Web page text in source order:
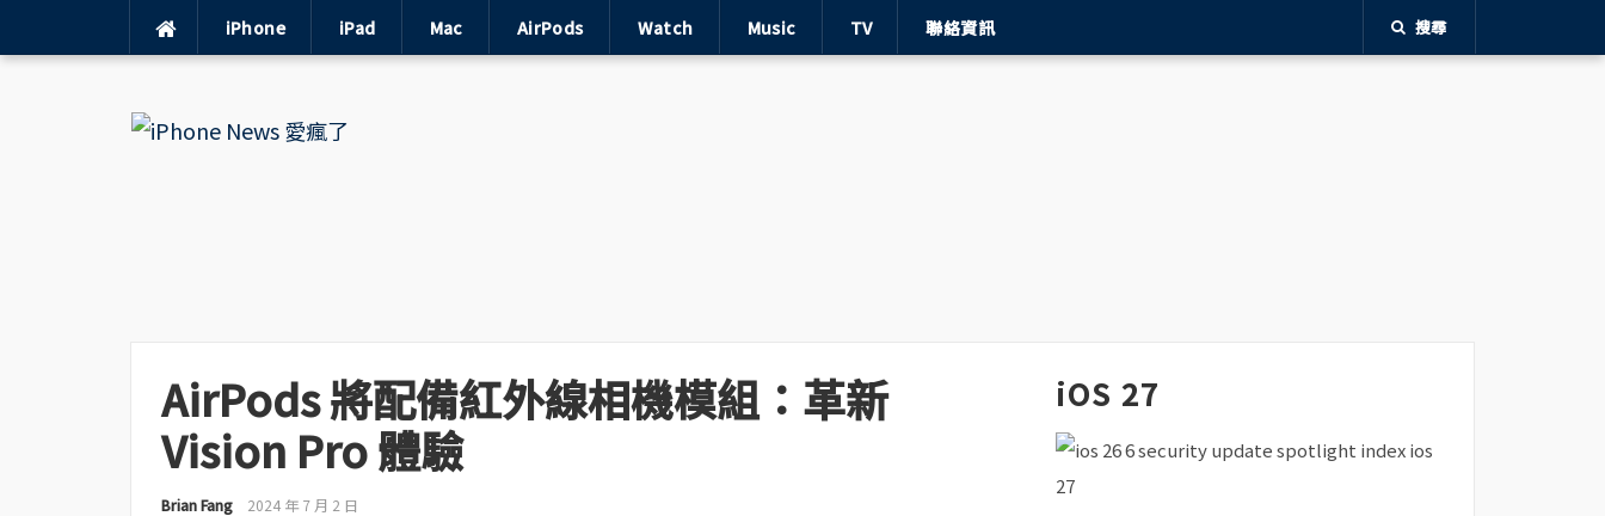
iPhone iPad Mac AirPods Watch Music TV 聯絡資訊 搜尋
AirPods 將配備紅外線相機模組：革新
Vision Pro 體驗
Brian Fang 2024 年 7 月 2 日
iOS 27